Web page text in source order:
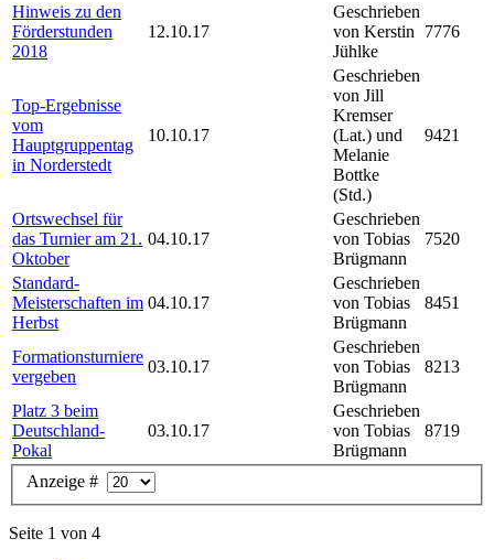
Hinweis zu den
Förderstunden
2018
12.10.17
Geschrieben
von Kerstin
Jühlke
7776
Top-Ergebnisse
vom
Hauptgruppentag
in Norderstedt
10.10.17
Geschrieben
von Jill
Kremser
(Lat.) und
Melanie
Bottke
(Std.)
9421
Ortswechsel für
das Turnier am 21.
Oktober
04.10.17
Geschrieben
von Tobias
Brügmann
7520
Standard-
Meisterschaften im
Herbst
04.10.17
Geschrieben
von Tobias
Brügmann
8451
Formationsturniere
vergeben
03.10.17
Geschrieben
von Tobias
Brügmann
8213
Platz 3 beim
Deutschland-
Pokal
03.10.17
Geschrieben
von Tobias
Brügmann
8719
Anzeige #
Seite 1 von 4